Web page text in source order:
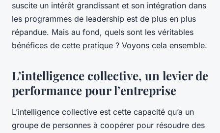
suscite un intérêt grandissant et son intégration dans
les programmes de leadership est de plus en plus
répandue. Mais au fond, quels sont les véritables
bénéfices de cette pratique ? Voyons cela ensemble.
L’intelligence collective, un levier de
performance pour l’entreprise
L’intelligence collective est cette capacité qu’a un
groupe de personnes à coopérer pour résoudre des